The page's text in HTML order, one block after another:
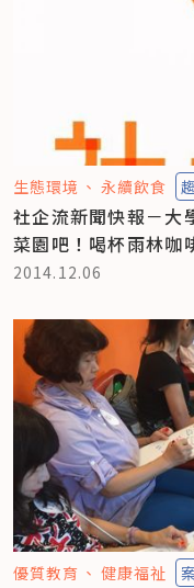
生態環境 永續飲食
社企流新聞快報－大
菜園吧！喝杯雨林咖
2014.12.06
優質教育 健康福祉